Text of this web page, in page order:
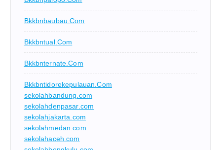
Bkkbnbaubau.com
Bkkbntual.com
Bkkbnternate.com
Bkkbntidorekepulauan.com
sekolahbandung.com
sekolahdenpasar.com
sekolahjakarta.com
sekolahmedan.com
sekolahaceh.com